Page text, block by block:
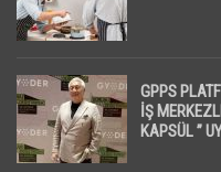
GPPS
İŞ
KAPSÜL ”